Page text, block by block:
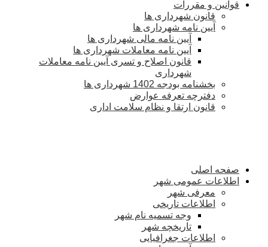
قوانین و مقررات
قانون شهرداری ها
آیین نامه شهرداری ها
آیین نامه مالی شهرداری ها
آیین نامه معاملات شهرداری ها
قانون اصلاح و تسری آیین نامه معاملات
شهرداری
بخشنامه بودجه 1402 شهرداری ها
دفترچه تعرفه عوارض
قانون ارتقا و نظام سلامت اداری
صفحه اصلی
اطلاعات عمومی شهر
معرفی شهر
اطلاعات تاریخی
وجه تسمیه نام شهر
تاریخچه شهر
اطلاعات جغرافیایی